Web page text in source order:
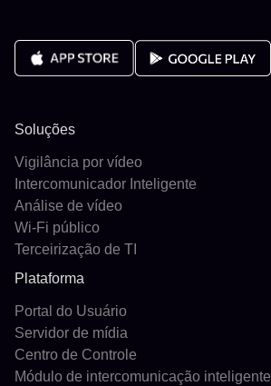
Soluções
Vigilância por vídeo
Intercomunicador Inteligente
Análise de vídeo
Wi-Fi público
Terceirização de TI
Plataforma
Portal do Usuário
Servidor de mídia
Centro de Controle
Módulo de intercomunicação inteligente